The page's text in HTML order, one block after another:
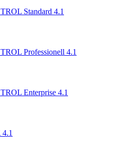
Standard 4.1
Professionell 4.1
Enterprise 4.1